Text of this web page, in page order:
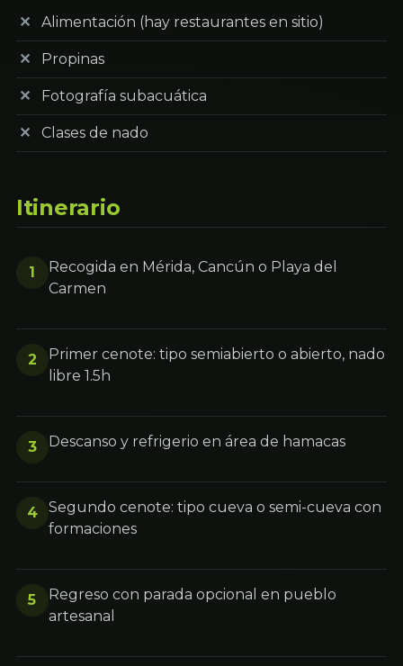
Alimentación (hay restaurantes en sitio)
Propinas
Fotografía subacuática
Clases de nado
Itinerario
1
Recogida en Mérida, Cancún o Playa del
Carmen
2
Primer cenote: tipo semiabierto o abierto, nado
libre 1.5h
3 Descanso y refrigerio en área de hamacas
4
Segundo cenote: tipo cueva o semi-cueva con
formaciones
5
Regreso con parada opcional en pueblo
artesanal